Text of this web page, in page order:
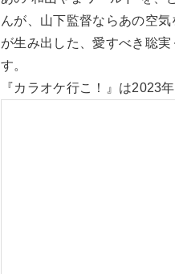
んが、山下監督ならあの空
が生み出した、愛すべき聡
す。
『カラオケ行こ！』は2023